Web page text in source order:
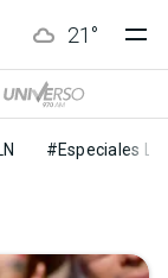
21 °
#Especiales LN